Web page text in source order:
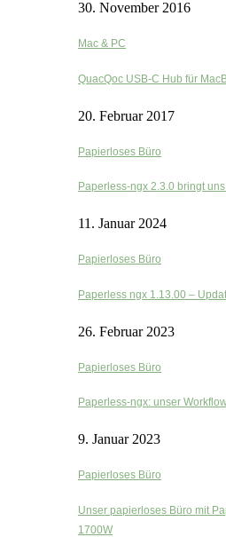
30. November 2016
Mac & PC
QuacQoc USB-C Hub für
20. Februar 2017
Papierloses Büro
Paperless-ngx 2.3.0 bringt
11. Januar 2024
Papierloses Büro
Paperless ngx 1.13.00 –
26. Februar 2023
Papierloses Büro
Paperless-ngx: unser
9. Januar 2023
Papierloses Büro
Unser papierloses Büro mit
1700W